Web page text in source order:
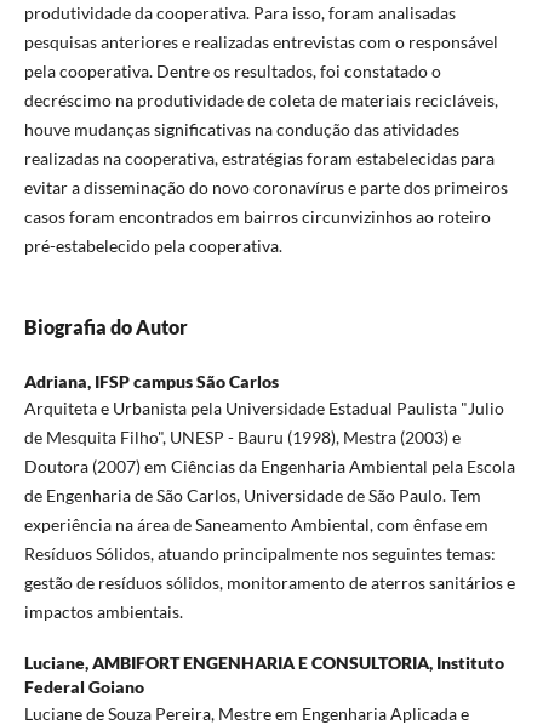
produtividade da cooperativa. Para isso, foram analisadas
pesquisas anteriores e realizadas entrevistas com o responsável
pela cooperativa. Dentre os resultados, foi constatado o
decréscimo na produtividade de coleta de materiais recicláveis,
houve mudanças significativas na condução das atividades
realizadas na cooperativa, estratégias foram estabelecidas para
evitar a disseminação do novo coronavírus e parte dos primeiros
casos foram encontrados em bairros circunvizinhos ao roteiro
pré-estabelecido pela cooperativa.
Biografia do Autor
Adriana, IFSP campus São Carlos
Arquiteta e Urbanista pela Universidade Estadual Paulista "Julio
de Mesquita Filho", UNESP - Bauru (1998), Mestra (2003) e
Doutora (2007) em Ciências da Engenharia Ambiental pela Escola
de Engenharia de São Carlos, Universidade de São Paulo. Tem
experiência na área de Saneamento Ambiental, com ênfase em
Resíduos Sólidos, atuando principalmente nos seguintes temas:
gestão de resíduos sólidos, monitoramento de aterros sanitários e
impactos ambientais.
Luciane,AMBIFORT ENGENHARIA E CONSULTORIA, Instituto
Federal Goiano
Luciane de Souza Pereira, Mestre em Engenharia Aplicada e